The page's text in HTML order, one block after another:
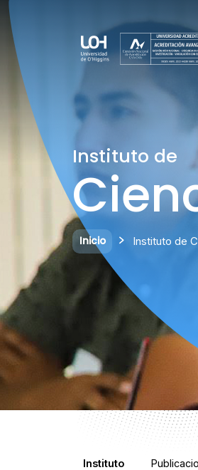
Instituto de
Inicio Instituto de
Instituto